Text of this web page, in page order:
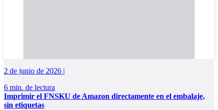
2 de junio de 2026 |
6 min. de lectura
Imprimir el FNSKU de Amazon directamente en el embalaje,
sin etiquetas